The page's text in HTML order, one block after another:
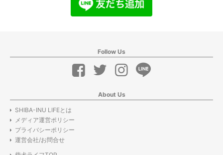
Follow Us
About Us
SHIBA-INU LIFEとは
メディア運営ポリシー
プライバシーポリシー
運営会社/お問合せ